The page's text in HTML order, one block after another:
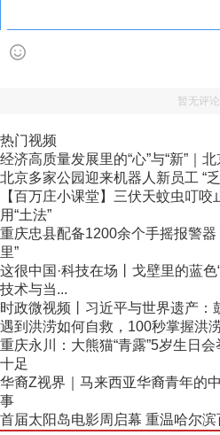
暂无评论
热门视频
经济高质量发展里的“心”与“新”｜
北京多家公园迎来机器人新员工 “
【百万庄小课堂】三伏天蚊虫叮
用“土法”
重庆忠县配备1200余个手摇报警
里”
这很中国·科技在场丨戈壁里的蓝
技术与当...
时政微视频丨习近平与世界遗产：
遇到洪涝如何自救，100秒掌握洪
重庆永川：大熊猫“青露”5岁生日
十足
华裔Z视界｜马来西亚华裔青年的
事
首届太阳岛电影周启幕 重温哈尔